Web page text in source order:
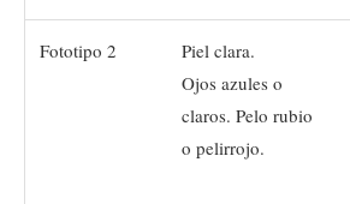
Fototipo 2
Piel clara.
Ojos azules o
claros. Pelo rubio
o pelirrojo.